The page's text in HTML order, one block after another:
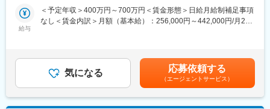
・改善活動のモニタリングならびにイオングループ各社の取引先
へ報告
■ミッション：
るパートナーとして、改善を模索することが大切です。一社一社
に寄り添い、ただ設備投資を依頼するだけではなく、できること
を考え協力し、改善していくことが重要です。
給与
＜予定年収＞400万円～700万円＜賃金形態＞日給月給制補足事項
なし＜賃金内訳＞月額（基本給）：256,000円～442,000円/月20
までも目安の金額であり、選考を通じて上下する可能性がありま
す。月給(月額)は固定手当を含めた表記です。
気になる 応募依頼する
（エージェントサービス）